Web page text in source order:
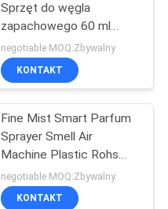
Sprzęt do węgla
zapachowego 60 ml
OEM Mini Biały Diffuser
Bezwodny
negotiable MOQ:Zbywalny
KONTAKT
Fine Mist Smart Parfum
Sprayer Smell Air
Machine Plastic Rohs
Fcc Approval Aroma
negotiable MOQ:Zbywalny
KONTAKT